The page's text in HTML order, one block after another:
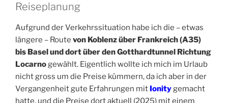
Reiseplanung
Aufgrund der Verkehrssituation habe ich die – etwas
längere – Route von Koblenz über Frankreich (A35)
bis Basel und dort über den Gotthardtunnel Richtung
Locarnogewählt. Eigentlich wollte ich mich im Urlaub
nicht gross um die Preise kümmern, da ich aber in der
Vergangenheit gute Erfahrungen mit Ionitygemacht
hatte, und die Preise dort aktuell (2025) mit einem